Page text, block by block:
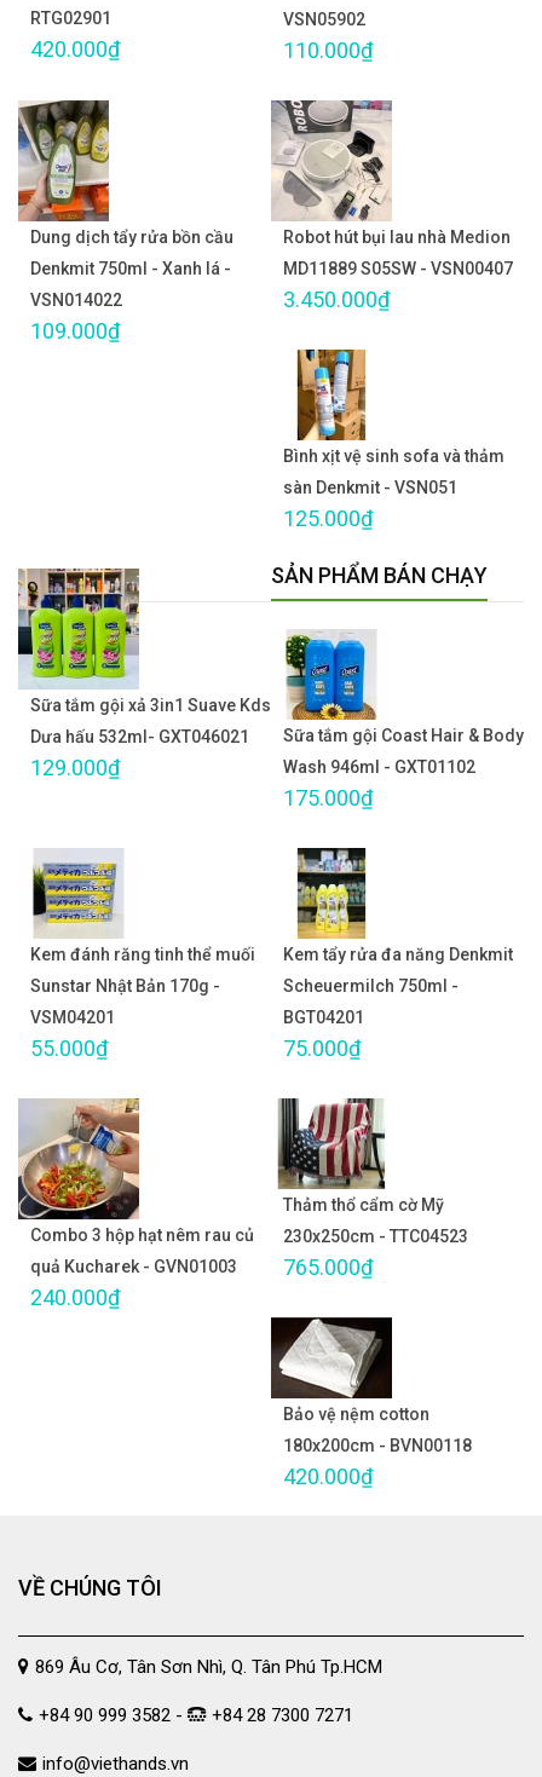
RTG02901
420.000₫
VSN05902
110.000₫
Dung dịch tẩy rửa bồn cầu
Denkmit 750ml - Xanh lá -
VSN014022
109.000₫
Robot hút bụi lau nhà Medion
MD11889 S05SW - VSN00407
3.450.000₫
Bình xịt vệ sinh sofa và thảm
sàn Denkmit - VSN051
125.000₫
Sữa tắm gội xả 3in1 Suave Kds
Dưa hấu 532ml- GXT046021
129.000₫
SẢN PHẨM BÁN CHẠY
Sữa tắm gội Coast Hair & Body
Wash 946ml - GXT01102
175.000₫
Kem đánh răng tinh thể muối
Sunstar Nhật Bản 170g -
VSM04201
55.000₫
Kem tẩy rửa đa năng Denkmit
Scheuermilch 750ml -
BGT04201
75.000₫
Combo 3 hộp hạt nêm rau củ
quả Kucharek - GVN01003
240.000₫
Thảm thổ cẩm cờ Mỹ
230x250cm - TTC04523
765.000₫
Bảo vệ nệm cotton
180x200cm - BVN00118
420.000₫
VỀ CHÚNG TÔI
869 Âu Cơ, Tân Sơn Nhì, Q. Tân Phú Tp.HCM
+84 90 999 3582 - +84 28 7300 7271
info@viethands.vn